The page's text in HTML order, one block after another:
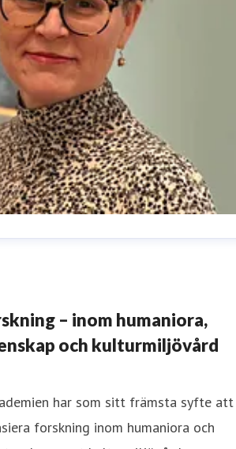
– inom humaniora,
och kulturmiljövård
har som sitt främsta syfte att
forskning inom humaniora och